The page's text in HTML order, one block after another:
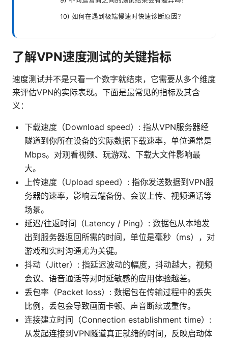
10) 如何在遇到极端慢速时快速诊断原因？
了解VPN速度测试的关键指标
速度测试并不是只看一个数字就结束，它需要从多个维度
来评估VPN的实际表现。下面是最常见的指标及其含
义：
下载速度（Download speed）: 指从VPN服务器经
隧道到你所在设备的实际数据下载速率，单位通常是
Mbps。对观看视频、玩游戏、下载大文件影响最
大。
上传速度（Upload speed）: 指你发送数据到VPN服
务器的速率，影响云端备份、会议上传、视频通话等
场景。
延迟/往返时间（Latency / Ping）: 数据包从本地发
出到服务器返回所需的时间，单位是毫秒（ms），对
游戏和实时沟通尤为关键。
抖动（Jitter）: 指延迟波动的幅度，抖动越大，视频
会议、语音通话等对时延敏感的应用体验越差。
丢包率（Packet loss）: 数据包在传输过程中的丢失
比例，丢包会导致画面卡顿、声音断续或重传。
连接建立时间（Connection establishment time）:
从发起连接到VPN隧道真正就绪的时间，反映启动体